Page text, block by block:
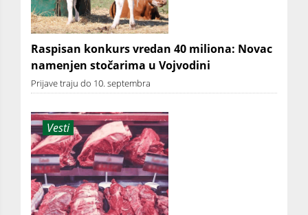
Raspisan konkurs vredan 40 miliona: Novac
namenjen stočarima u Vojvodini
Prijave traju do 10. septembra
Vesti